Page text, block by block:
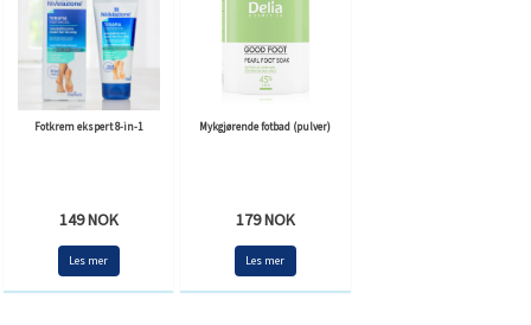
Fotkrem ekspert 8-in-1
149 NOK
Les mer
Mykgjørende fotbad (pulver)
179 NOK
Les mer